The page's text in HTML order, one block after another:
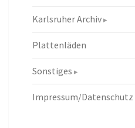
Karlsruher Archiv
Plattenläden
Sonstiges
Impressum/Datenschutz